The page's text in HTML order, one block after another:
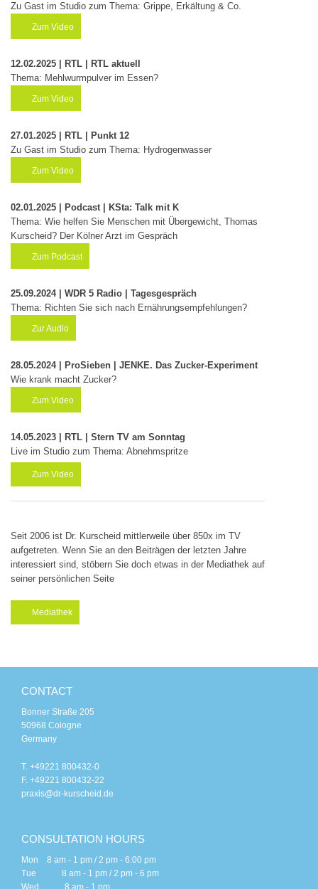
Zu Gast im Studio zum Thema: Grippe, Erkältung & Co.
Zum Video
12.02.2025 | RTL | RTL aktuell
Thema: Mehlwurmpulver im Essen?
Zum Video
27.01.2025 | RTL | Punkt 12
Zu Gast im Studio zum Thema: Hydrogenwasser
Zum Video
02.01.2025 | Podcast | KSta: Talk mit K
Thema: Wie helfen Sie Menschen mit Übergewicht, Thomas
Kurscheid? Der Kölner Arzt im Gespräch
Zum Podcast
25.09.2024 | WDR 5 Radio | Tagesgespräch
Thema: Richten Sie sich nach Ernährungsempfehlungen?
Zur Audio
28.05.2024 | ProSieben | JENKE. Das Zucker-Experiment
Wie krank macht Zucker?
Zum Video
14.05.2023 | RTL | Stern TV am Sonntag
Live im Studio zum Thema: Abnehmspritze
Zum Video
Seit 2006 ist Dr. Kurscheid mittlerweile über 850x im TV
aufgetreten. Wenn Sie an den Beiträgen der letzten Jahre
interessiert sind, stöbern Sie doch etwas in der Mediathek auf
seiner persönlichen Seite
Mediathek
CONTACT
Bonner Straße 205
50968 Cologne
Germany
T. +49221 800432-0
F. +49221 800432-22
praxis@dr-kurscheid.de
CONSULTATION HOURS
Mon 8 am - 1 pm / 2 pm - 6:00 pm
Tue 8 am - 1 pm / 2 pm - 6 pm
Wed 8 am - 1 pm